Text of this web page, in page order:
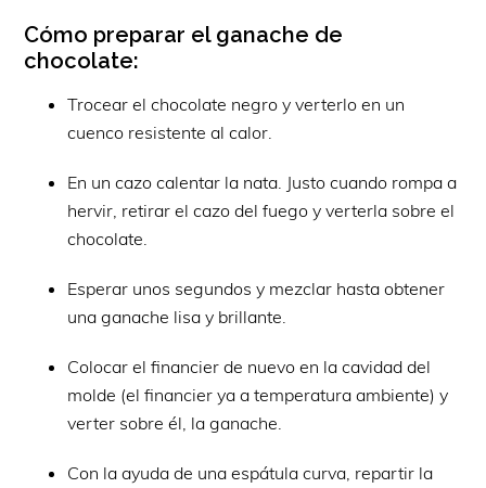
Cómo preparar el ganache de
chocolate:
Trocear el chocolate negro y verterlo en un
cuenco resistente al calor.
En un cazo calentar la nata. Justo cuando rompa a
hervir, retirar el cazo del fuego y verterla sobre el
chocolate.
Esperar unos segundos y mezclar hasta obtener
una ganache lisa y brillante.
Colocar el financier de nuevo en la cavidad del
molde (el financier ya a temperatura ambiente) y
verter sobre él, la ganache.
Con la ayuda de una espátula curva, repartir la